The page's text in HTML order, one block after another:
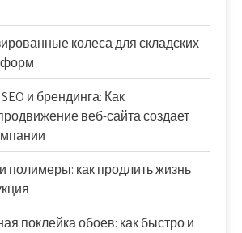
колеса для складских
и брендинга: Как
веб-сайта создает
полимеры: как продлить жизнь
поклейка обоев: как быстро и